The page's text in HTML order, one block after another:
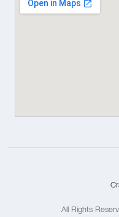
All Rights